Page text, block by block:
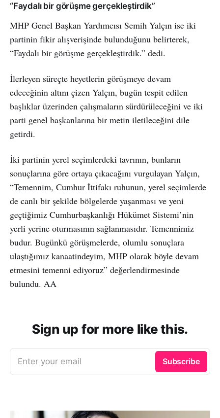
“Faydalı bir görüşme gerçekleştirdik”
MHP Genel Başkan Yardımcısı Semih Yalçın ise iki
partinin fikir alışverişinde bulunduğunu belirterek,
“Faydalı bir görüşme gerçekleştirdik.” dedi.
İlerleyen süreçte heyetlerin görüşmeye devam
edeceğinin altını çizen Yalçın, bugün tespit edilen
başlıklar üzerinden çalışmaların sürdürüleceğini ve iki
parti genel başkanlarına bir metin iletileceğini dile
getirdi.
İki partinin yerel seçimlerdeki tavrının, bunların
sonuçlarına göre ortaya çıkacağını vurgulayan Yalçın,
“Temennim, Cumhur İttifakı ruhunun, yerel seçimlerde
de canlı bir şekilde bölgelerde yaşanması ve yeni
geçtiğimiz Cumhurbaşkanlığı Hükümet Sistemi’nin
yerli yerine oturmasının sağlanmasıdır. Temennimiz
budur. Bugünkü görüşmelerde, olumlu sonuçlara
ulaştığımız kanaatindeyim, MHP olarak böyle devam
etmesini temenni ediyoruz” değerlendirmesinde
bulundu. AA
Sign up for more like this.
Enter your email Subscribe